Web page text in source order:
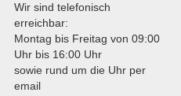
Wir sind telefonisch
erreichbar:
Montag bis Freitag von 09:00
Uhr bis 16:00 Uhr
sowie rund um die Uhr per
email